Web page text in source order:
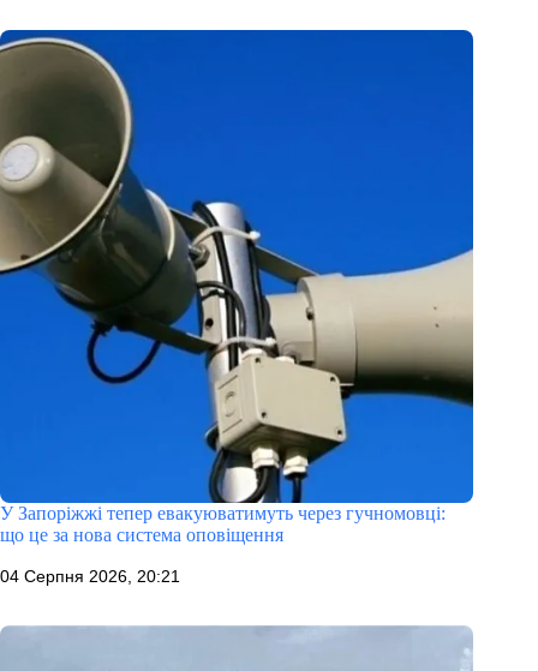
У Запоріжжі тепер евакуюватимуть через гучномовці:
що це за нова система оповіщення
04 Серпня 2026, 20:21